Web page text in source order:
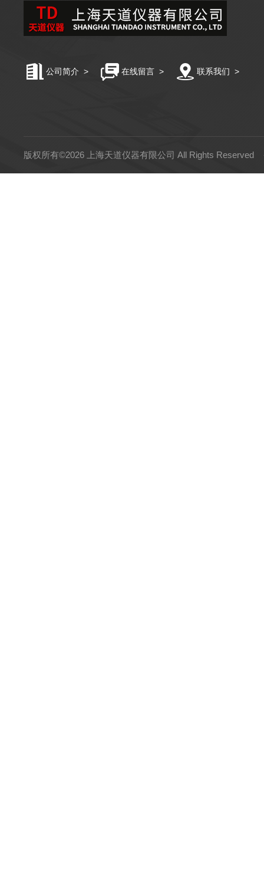
公司简介 > 在线留言 > 联系我们 >
版权所有©2026 上海天道仪器有限公司 All Rights Reserved